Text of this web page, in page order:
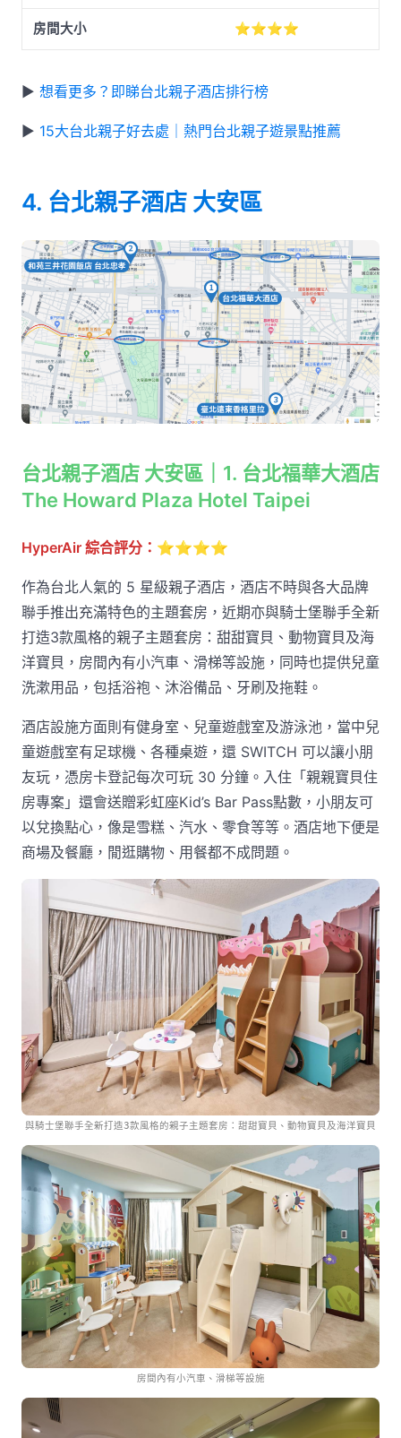
房間大小 ⭐⭐⭐⭐
▶ 想看更多？即睇台北親子酒店排行榜
▶ 15大台北親子好去處｜熱門台北親子遊景點推薦
4. 台北親子酒店 大安區
台北親子酒店 大安區｜1. 台北福華大酒店
The Howard Plaza Hotel Taipei
HyperAir 綜合評分： ⭐⭐⭐⭐
作為台北人氣的 5 星級親子酒店，酒店不時與各大品牌
聯手推出充滿特色的主題套房，近期亦與騎士堡聯手全新
打造3款風格的親子主題套房：甜甜寶貝、動物寶貝及海
洋寶貝，房間內有小汽車、滑梯等設施，同時也提供兒童
洗漱用品，包括浴袍、沐浴備品、牙刷及拖鞋。
酒店設施方面則有健身室、兒童遊戲室及游泳池，當中兒
童遊戲室有足球機、各種桌遊，還 SWITCH 可以讓小朋
友玩，憑房卡登記每次可玩 30 分鐘。入住「親親寶貝住
房專案」還會送贈彩虹座Kid’s Bar Pass點數，小朋友可
以兌換點心，像是雪糕、汽水、零食等等。酒店地下便是
商場及餐廳，閒逛購物、用餐都不成問題。
與騎士堡聯手全新打造3款風格的親子主題套房：甜甜寶貝、動物寶貝及海洋寶貝
房間內有小汽車、滑梯等設施